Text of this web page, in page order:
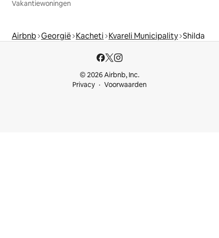
Vakantiewoningen
Airbnb Georgië Kacheti Kvareli Municipality Shilda
© 2026 Airbnb, Inc.
Privacy
Voorwaarden